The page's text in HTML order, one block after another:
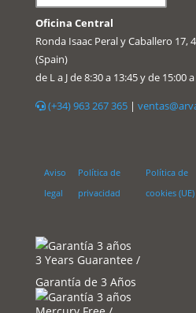
Oficina Central
Ronda Isaac Peral y Caballero 17,
(Spain)
de L a J de 8:30 a 13:45 y de 15:00
(+34) 963 267 365|
Aviso
legal
Política de
privacidad
Política de
cookies (UE)
3 Years Guarantee /
Garantía de 3 Años